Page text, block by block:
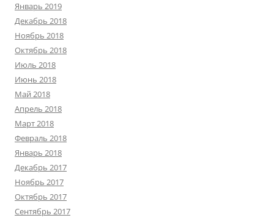
Январь 2019
Декабрь 2018
Ноябрь 2018
Октябрь 2018
Июль 2018
Июнь 2018
Май 2018
Апрель 2018
Март 2018
Февраль 2018
Январь 2018
Декабрь 2017
Ноябрь 2017
Октябрь 2017
Сентябрь 2017